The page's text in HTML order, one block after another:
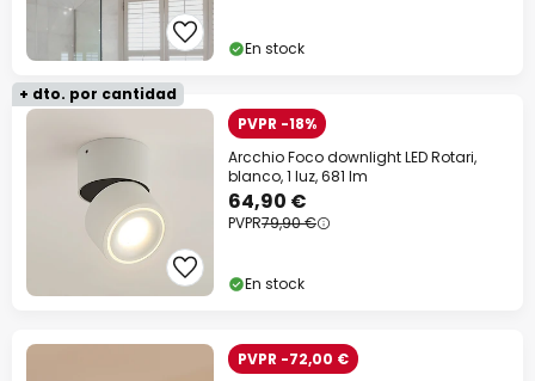
En stock
+ dto. por cantidad
PVPR -18%
Arcchio Foco downlight LED Rotari,
blanco, 1 luz, 681 lm
64,90 €
PVPR79,90 €
En stock
PVPR -72,00 €